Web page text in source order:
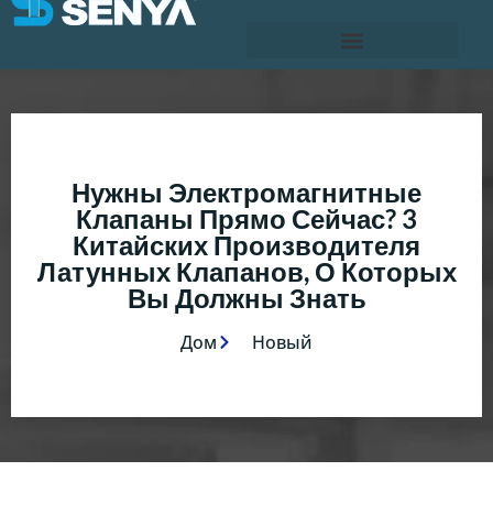
Нужны Электромагнитные
Клапаны Прямо Сейчас? 3
Китайских Производителя
Латунных Клапанов, О Которых
Вы Должны Знать
Дом Новый